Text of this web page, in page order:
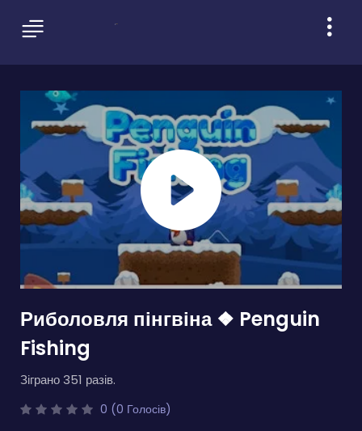
Риболовля пінгвіна ❖ Penguin
Fishing
Зіграно 351 разів.
0 (0 Голосів)